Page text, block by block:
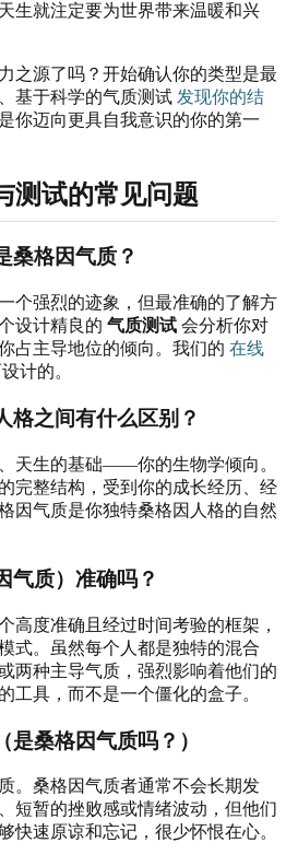
生就注定要为世界带来温暖和兴
之源了吗？开始确认你的类型是最
基于科学的气质测试 发现你的结
你迈向更具自我意识的你的第一
测试的常见问题
桑格因气质？
个强烈的迹象，但最准确的了解方
设计精良的 气质测试 会分析你对
占主导地位的倾向。我们的 在线
计的。
格之间有什么区别？
天生的基础——你的生物学倾向。
完整结构，受到你的成长经历、经
因气质是你独特桑格因人格的自然
气质）准确吗？
高度准确且经过时间考验的框架，
式。虽然每个人都是独特的混合
两种主导气质，强烈影响着他们的
工具，而不是一个僵化的盒子。
桑格因气质吗？）
。桑格因气质者通常不会长期发
短暂的挫败感或情绪波动，但他们
快速原谅和忘记，很少怀恨在心。